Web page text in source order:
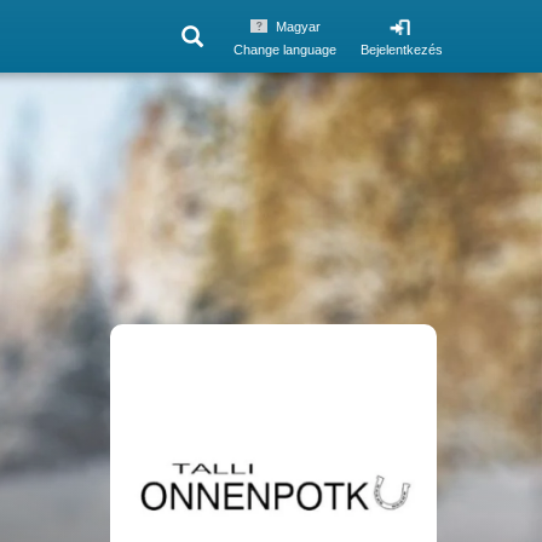
Bejelentkezés
Magyar
Change language